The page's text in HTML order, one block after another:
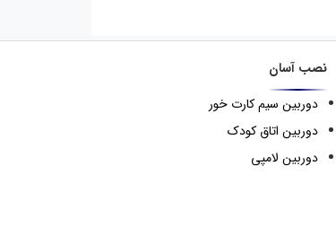
نصب آسان
دوربین سیم کارت خور
دوربین اتاق کودک
دوربین لامپی